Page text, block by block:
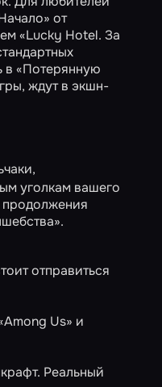
от
«Lucky Hotel. За
в «Потерянную
ждут в экшн-
уголкам вашего
продолжения
.
отправиться
Us» и
Реальный